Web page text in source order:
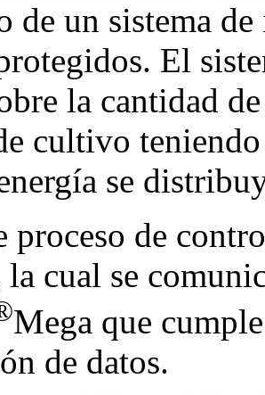
de un sistema
El
la cantidad
cultivo
se
proceso de
la cual se
Mega que
de datos.